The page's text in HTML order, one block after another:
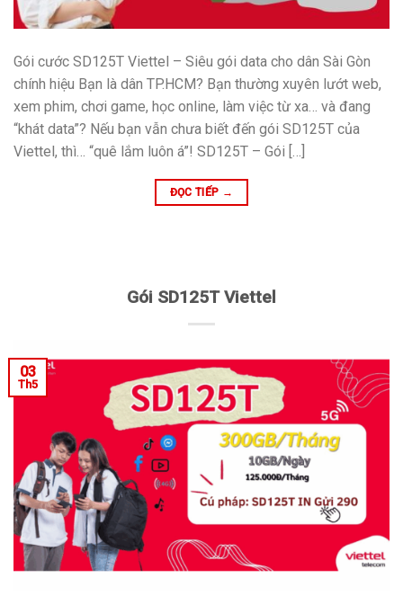
Gói cước SD125T Viettel – Siêu gói data cho dân Sài Gòn
chính hiệu Bạn là dân TP.HCM? Bạn thường xuyên lướt web,
xem phim, chơi game, học online, làm việc từ xa… và đang
“khát data”? Nếu bạn vẫn chưa biết đến gói SD125T của
Viettel, thì… “quê lắm luôn á”! SD125T – Gói […]
ĐỌC TIẾP →
Gói SD125T Viettel
03
Th5